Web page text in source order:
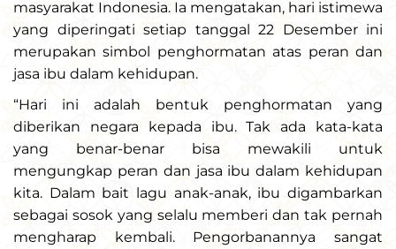
masyarakat Indonesia. Ia mengatakan, hari istimewa
yang diperingati setiap tanggal 22 Desember ini
merupakan simbol penghormatan atas peran dan
jasa ibu dalam kehidupan.
“Hari ini adalah bentuk penghormatan yang
diberikan negara kepada ibu. Tak ada kata-kata
yang benar-benar bisa mewakili untuk
mengungkap peran dan jasa ibu dalam kehidupan
kita. Dalam bait lagu anak-anak, ibu digambarkan
sebagai sosok yang selalu memberi dan tak pernah
mengharap kembali. Pengorbanannya sangat